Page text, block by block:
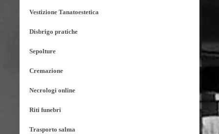
Vestizione Tanatoestetica
Disbrigo pratiche
Sepolture
Cremazione
Necrologi online
Riti funebri
Trasporto salma